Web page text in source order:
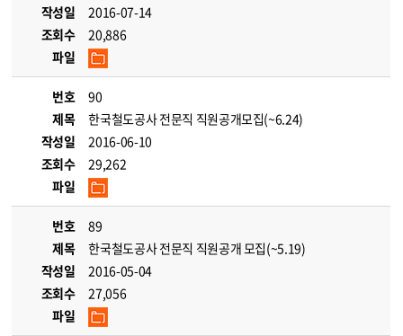
작성일
2016-07-14
조회수
20,886
파일
번호
90
제목
한국철도공사 전문직 직원공개모집(~6.24)
작성일
2016-06-10
조회수
29,262
파일
번호
89
제목
한국철도공사 전문직 직원공개 모집(~5.19)
작성일
2016-05-04
조회수
27,056
파일